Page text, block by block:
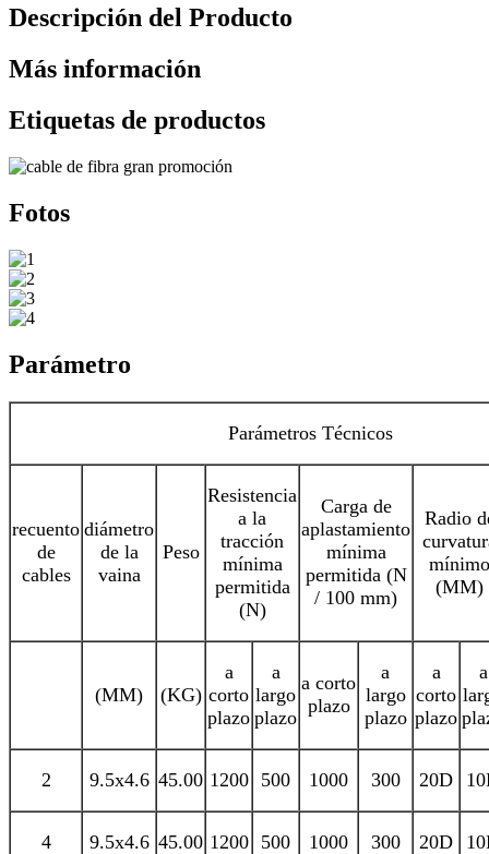
Descripción del Producto
Más información
Etiquetas de productos
Fotos
Parámetro
Parámetros Técnicos
recuento
de
cables
diámetro
de la
vaina
Peso
Resistencia
a la
tracción
mínima
permitida
(N)
Carga de
aplastamiento
mínima
permitida (N
/ 100 mm)
Radio
mínimo
(MM)
(MM) (KG)
a
corto
plazo
a
largo
plazo
a corto
plazo
a
largo
plazo
a
corto
plazo
a
2 9.5x4.6 45.00 1200 500 1000 300 20D
4 9.5x4.6 45.00 1200 500 1000 300 20D